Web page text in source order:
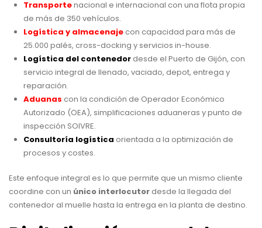
Transportenacional e internacional con una flota propia
de más de 350 vehículos.
Logística y almacenaje con capacidad para más de
25.000 palés, cross-docking y servicios in-house.
Logística del contenedor desde el Puerto de Gijón, con
servicio integral de llenado, vaciado, depot, entrega y
reparación.
Aduanas con la condición de Operador Económico
Autorizado (OEA), simplificaciones aduaneras y punto de
inspección SOIVRE.
Consultoría logística orientada a la optimización de
procesos y costes.
Este enfoque integral es lo que permite que un mismo cliente
coordine con un único interlocutor desde la llegada del
contenedor al muelle hasta la entrega en la planta de destino.